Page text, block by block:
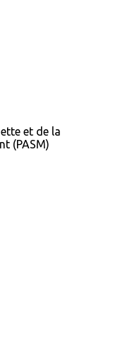
et de la
(PASM)